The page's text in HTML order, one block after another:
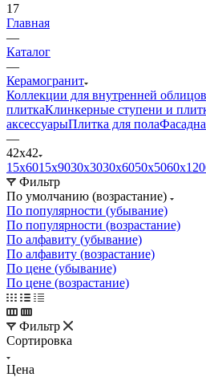
17
Главная
—
Каталог
—
Керамогранит
Коллекции для внутренней
плиткаКлинкерные ступени и
аксессуарыПлитка для пола
—
42х42
15х6015x9030х3030х6050х5060х120
Фильтр
По умолчанию (возрастание)
По популярности (убывание)
По популярности (возрастание)
По алфавиту (убывание)
По алфавиту (возрастание)
По цене (убывание)
По цене (возрастание)
Фильтр
Сортировка
Цена